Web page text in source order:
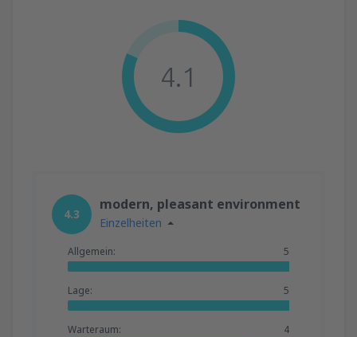
4.1
4.3
modern, pleasant environment
Einzelheiten
Allgemein: 5
Lage: 5
Warteraum: 4